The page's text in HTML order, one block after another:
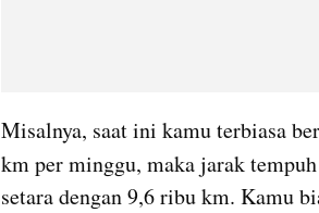
Misalnya, saat ini kamu terbiasa
km per minggu, maka jarak tempuh
setara dengan 9,6 ribu km. Kamu